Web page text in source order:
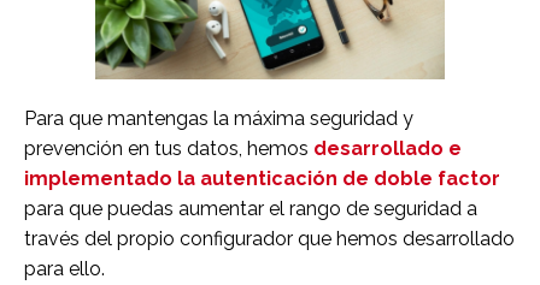
Para que mantengas la máxima seguridad y
prevención en tus datos, hemos desarrollado e
implementado la autenticación de doble factor
para que puedas aumentar el rango de seguridad a
través del propio configurador que hemos desarrollado
para ello.